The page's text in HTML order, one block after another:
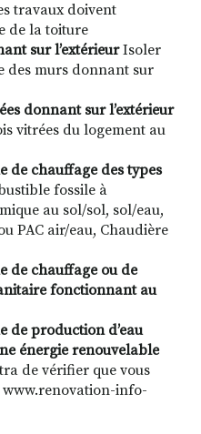
travaux doivent
de la toiture
sur l’extérieurIsoler
des murs donnant sur
donnant sur l’extérieur
vitrées du logement au
de chauffage des types
fossile à
au sol/sol, sol/eau,
PAC air/eau, Chaudière
de chauffage ou de
fonctionnant au
de production d’eau
énergie renouvelable
de vérifier que vous
info-